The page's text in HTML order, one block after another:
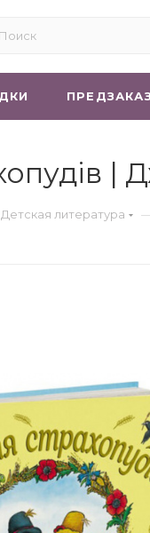
ПРЕДЗАКАЗ
|
Детская литература